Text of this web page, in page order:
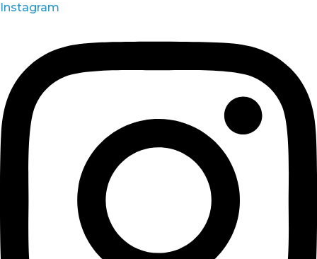
Instagram